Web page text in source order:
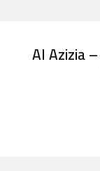
شركة أبراج العزيزية للمقاولات – Al Azizia